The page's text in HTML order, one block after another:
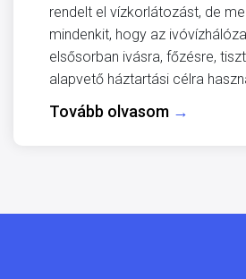
rendelt el vízkorlátozást, de
mindenkit, hogy az
elsősorban ivásra, főzésre,
alapvető háztartási célra
Tovább olvasom →